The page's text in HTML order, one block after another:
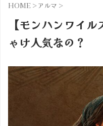
HOME >アルマ >
【モンハンワイ
ゃけ人気なの？